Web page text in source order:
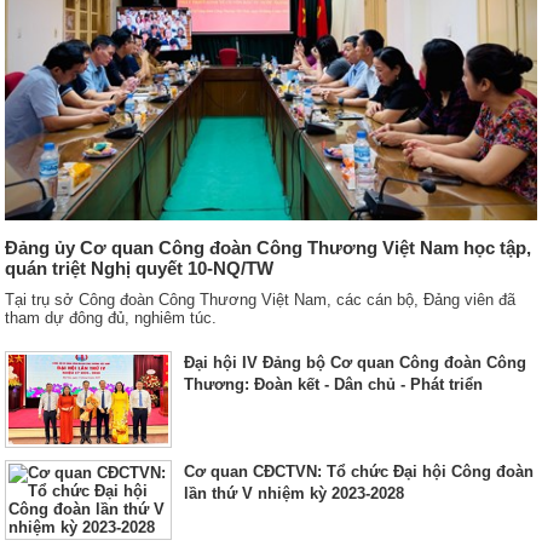
Đảng ủy Cơ quan Công đoàn Công Thương Việt Nam học tập,
quán triệt Nghị quyết 10-NQ/TW
Tại trụ sở Công đoàn Công Thương Việt Nam, các cán bộ, Đảng viên đã
tham dự đông đủ, nghiêm túc.
Đại hội IV Đảng bộ Cơ quan Công đoàn Công
Thương: Đoàn kết - Dân chủ - Phát triển
Cơ quan CĐCTVN: Tổ chức Đại hội Công đoàn
lần thứ V nhiệm kỳ 2023-2028